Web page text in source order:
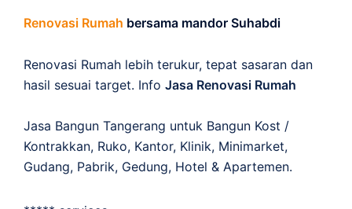
Renovasi Rumah bersama mandor Suhabdi
Renovasi Rumah lebih terukur, tepat sasaran dan
hasil sesuai target. Info Jasa Renovasi Rumah
Jasa Bangun Tangerang untuk Bangun Kost /
Kontrakkan, Ruko, Kantor, Klinik, Minimarket,
Gudang, Pabrik, Gedung, Hotel & Apartemen.